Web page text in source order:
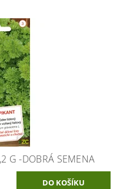
G -DOBRÁ SEMENA